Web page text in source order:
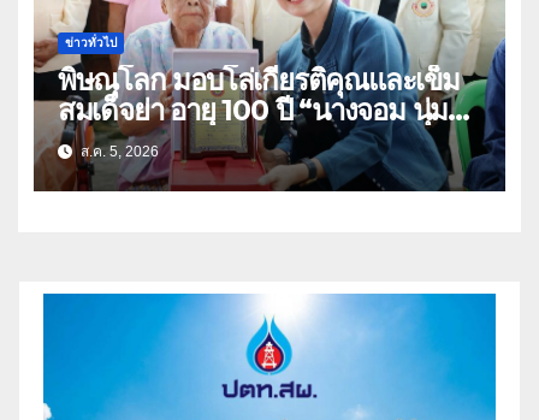
ข่าวทั่วไป
พิษณุโลก มอบโล่เกียรติคุณและเข็ม
สมเด็จย่า อายุ 100 ปี “นางจอม นุ่ม
เนตร” ตำบลบ้านกร่าง อำเภอเมือง
ส.ค. 5, 2026